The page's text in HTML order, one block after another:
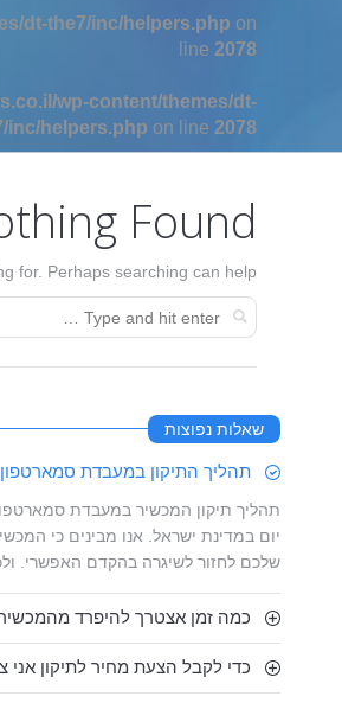
dt-the7/inc/helpers.php on
line 2078
wp-content/themes/dt-
inc/helpers.php on line 2078
Found
for. Perhaps searching can help.
שאלות נפוצות
תהליך התיקון במעבדת
תהליך תיקון המכשיר במעבדת
יום במדינת ישראל. אנו מבינים כי
שלכם לחזור לשיגרה בהקדם האפשרי.
כמה זמן אצטרך להיפרד מהמכשיר
כדי לקבל הצעת מחיר לתיקון